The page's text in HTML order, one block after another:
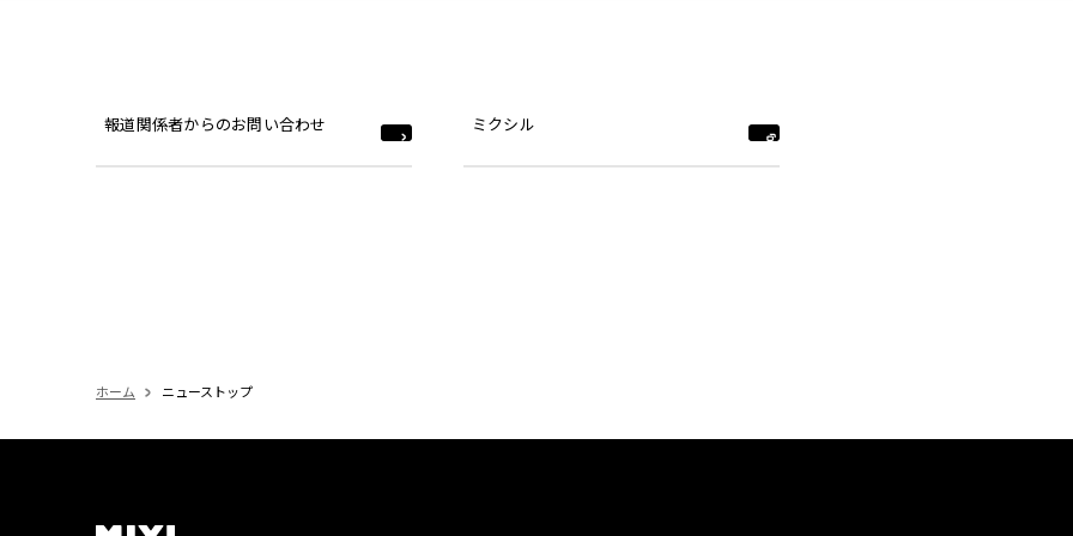
報道関係者からのお問い合わせ ミクシル
ホーム ニューストップ